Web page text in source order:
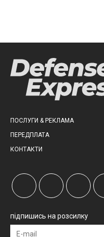
ПОСЛУГИ & РЕКЛАМА
ПЕРЕДПЛАТА
КОНТАКТИ
підпишись на розсилку